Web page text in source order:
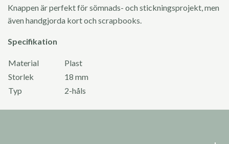
Knappen är perfekt för sömnads- och stickningsprojekt, men
även handgjorda kort och scrapbooks.
Specifikation
Material
Plast
Storlek
18 mm
Typ
2-håls